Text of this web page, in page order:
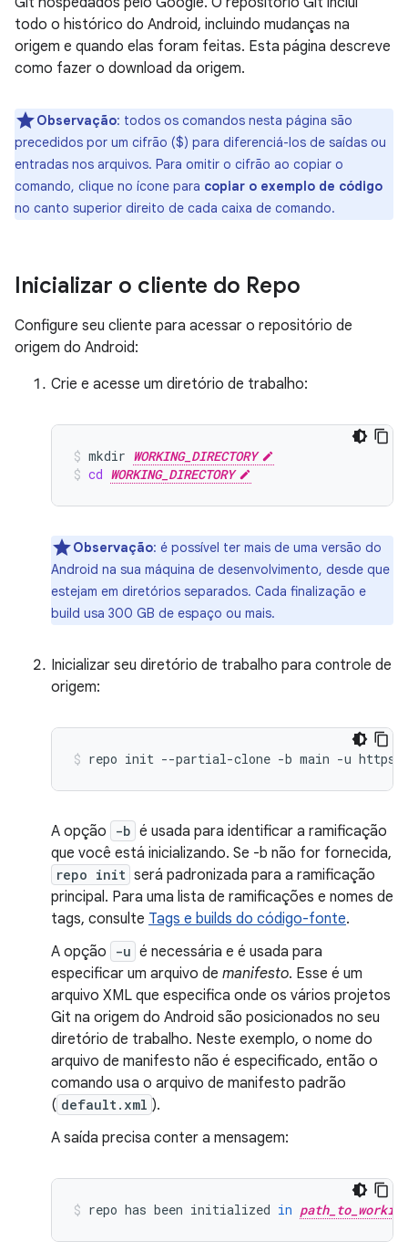
todo o histórico do Android, incluindo mudanças na
origem e quando elas foram feitas. Esta página descreve
como fazer o download da origem.
Observação: todos os comandos nesta página são
precedidos por um cifrão ($) para diferenciá-los de saídas ou
entradas nos arquivos. Para omitir o cifrão ao copiar o
comando, clique no ícone para copiar o exemplo de código
no canto superior direito de cada caixa de comando.
Inicializar o cliente do Repo
Configure seu cliente para acessar o repositório de
origem do Android:
Crie e acesse um diretório de trabalho:
mkdir WORKING_DIRECTORY
cd WORKING_DIRECTORY
Observação: é possível ter mais de uma versão do
Android na sua máquina de desenvolvimento, desde que
estejam em diretórios separados. Cada finalização e
build usa 300 GB de espaço ou mais.
Inicializar seu diretório de trabalho para controle de
origem:
repo init --partial-clone -b main -u
A opção -b é usada para identificar a ramificação
que você está inicializando. Se -b não for fornecida,
repo init será padronizada para a ramificação
principal. Para uma lista de ramificações e nomes de
tags, consulte Tags e builds do código-fonte.
A opção
-u é necessária e é usada para
especificar um arquivo de manifesto. Esse é um
arquivo XML que especifica onde os vários projetos
Git na origem do Android são posicionados no seu
diretório de trabalho. Neste exemplo, o nome do
arquivo de manifesto não é especificado, então o
comando usa o arquivo de manifesto padrão
( default.xml ).
A saída precisa conter a mensagem:
repo has been initialized in